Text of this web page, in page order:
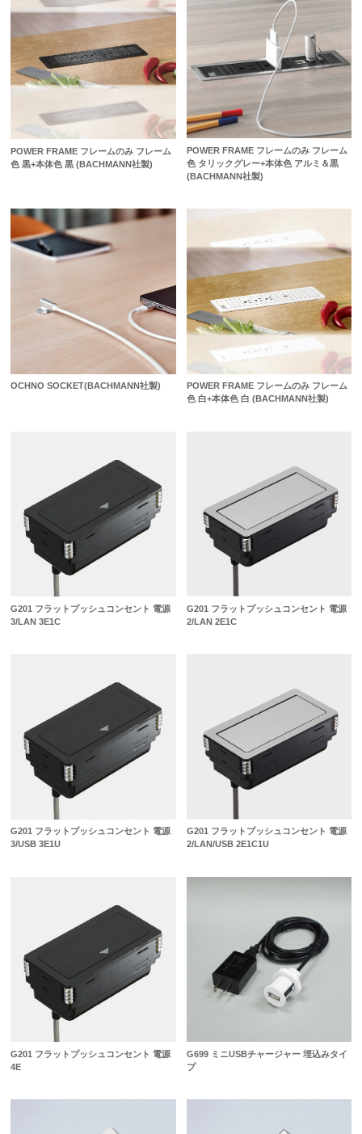
POWER FRAME フレームのみ フレーム
色 黒+本体色 黒 (BACHMANN社製)
POWER FRAME フレームのみ フレーム
色 タリックグレー+本体色 アルミ＆黒
(BACHMANN社製)
OCHNO SOCKET(BACHMANN社製)
POWER FRAME フレームのみ フレーム
色 白+本体色 白 (BACHMANN社製)
G201 フラットプッシュコンセント 電源
3/LAN 3E1C
G201 フラットプッシュコンセント 電源
2/LAN 2E1C
G201 フラットプッシュコンセント 電源
3/USB 3E1U
G201 フラットプッシュコンセント 電源
2/LAN/USB 2E1C1U
G201 フラットプッシュコンセント 電源
4E
G699 ミニUSBチャージャー 埋込みタイ
プ